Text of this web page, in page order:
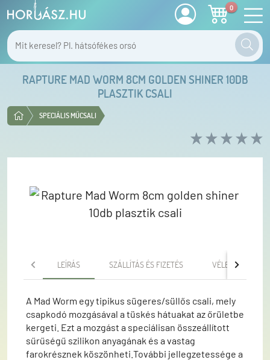
0
RAPTURE MAD WORM 8CM GOLDEN SHINER 10DB
PLASZTIK CSALI
SPECIÁLIS MŰCSALI
LEÍRÁS SZÁLLÍTÁS ÉS FIZETÉS VÉLEMÉNYEK
A Mad Worm egy tipikus sügeres/süllős csali, mely
csapkodó mozgásával a tüskés hátuakat az őrületbe
kergeti. Ezt a mozgást a speciálisan összeállított
sűrűségű szilikon anyagának és a vastag
farokrésznek köszönheti.További jellegzetessége a